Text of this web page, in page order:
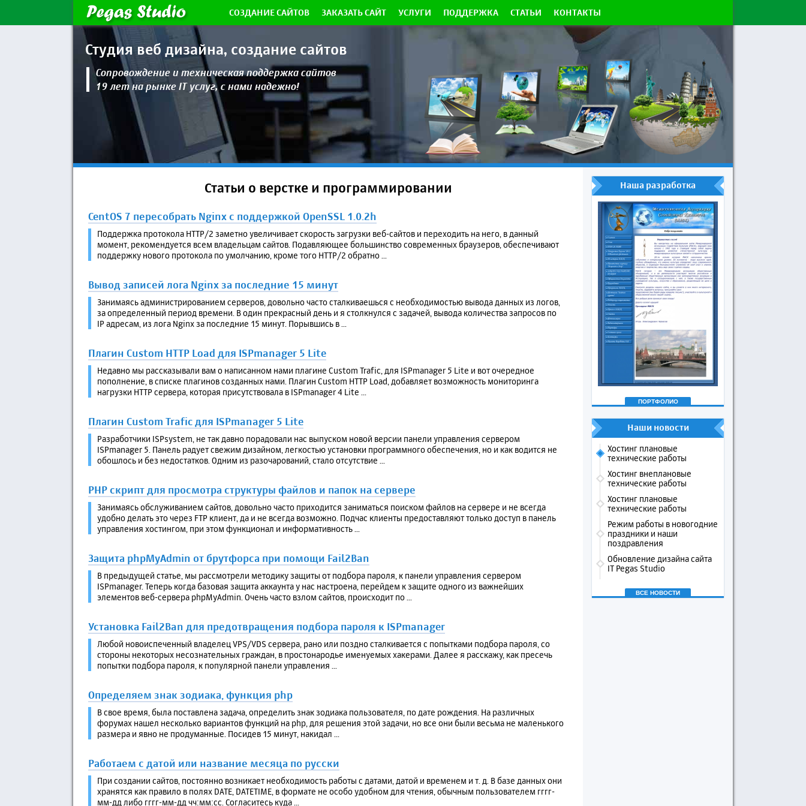
СОЗДАНИЕ САЙТОВ ЗАКАЗАТЬ САЙТ УСЛУГИ ПОДДЕРЖКА СТАТЬИ КОНТАКТЫ
Студия веб дизайна, создание сайтов
Сопровождение и техническаяподдержка сайтов
19 лет на рынке IT услуг, с нами надежно!
Статьи о верстке и программировании
CentOS 7 пересобрать Nginx с поддержкой OpenSSL 1.0.2h
Поддержка протокола HTTP/2 заметно увеличивает скорость загрузки веб-сайтов и переходить на него, в данный
момент, рекомендуется всем владельцам сайтов. Подавляющее большинство современных браузеров, обеспечивают
поддержку нового протокола по умолчанию, кроме того HTTP/2 обратно ...
Вывод записей лога Nginx за последние 15 минут
Занимаясь администрированием серверов, довольно часто сталкиваешься с необходимостью вывода данных из логов,
за определенный период времени. В один прекрасный день и я столкнулся с задачей, вывода количества запросов по
IP адресам, из лога Nginx за последние 15 минут. Порывшись в ...
Плагин Custom HTTP Load для ISPmanager 5 Lite
Недавно мы рассказывали вам о написанном нами плагине Custom Trafic, для ISPmanager 5 Lite и вот очередное
пополнение, в списке плагинов созданных нами. Плагин Custom HTTP Load, добавляет возможность мониторинга
нагрузки HTTP сервера, которая присутствовала в ISPmanager 4 Lite ...
Плагин Custom Trafic для ISPmanager 5 Lite
Разработчики ISPsystem, не так давно порадовали нас выпуском новой версии панели управления сервером
ISPmanager 5. Панель радует свежим дизайном, легкостью установки программного обеспечения, но и как водится не
обошлось и без недостатков. Одним из разочарований, стало отсутствие ...
PHP скрипт для просмотра структуры файлов и папок на сервере
Занимаясь обслуживанием сайтов, довольно часто приходится заниматься поиском файлов на сервере и не всегда
удобно делать это через FTP клиент, да и не всегда возможно. Подчас клиенты предоставляют только доступ в панель
управления хостингом, при этом функционал и информативность ...
Защита phpMyAdmin от брутфорса при помощи Fail2Ban
В предыдущей статье, мы рассмотрели методику защиты от подбора пароля, к панели управления сервером
ISPmanager. Теперь когда базовая защита аккаунта у нас настроена, перейдем к защите одного из важнейших
элементов веб-сервера phpMyAdmin. Очень часто взлом сайтов, происходит по ...
Установка Fail2Ban для предотвращения подбора пароля к ISPmanager
Любой новоиспеченный владелец VPS/VDS сервера, рано или поздно сталкивается с попытками подбора пароля, со
стороны некоторых несознательных граждан, в простонародье именуемых хакерами. Далее я расскажу, как пресечь
попытки подбора пароля, к популярной панели управления ...
Определяем знак зодиака, функция php
В свое время, была поставлена задача, определить знак зодиака пользователя, по дате рождения. На различных
форумах нашел несколько вариантов функций на php, для решения этой задачи, но все они были весьма не маленького
размера и явно не продуманные. Посидев 15 минут, накидал ...
Работаем с датой или название месяца по русски
При создании сайтов, постоянно возникает необходимость работы с датами, датой и временем и т. д. В базе данных они
хранятся как правило в полях DATE, DATETIME, в формате не особо удобном для чтения, обычным пользователем гггг-
мм-дд либо гггг-мм-дд чч:мм:сс. Согласитесь куда ...
Наша разработка
ПОРТФОЛИО
Наши новости
Хостинг плановые
технические работы
Хостинг внеплановые
технические работы
Хостинг плановые
технические работы
Режим работы в новогодние
праздники и наши
поздравления
Обновление дизайна сайта
IT Pegas Studio
ВСЕ НОВОСТИ